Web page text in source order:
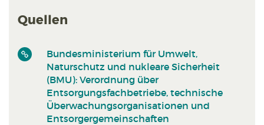
Quellen
Bundesministerium für Umwelt,
Naturschutz und nukleare Sicherheit
(BMU): Verordnung über
Entsorgungsfachbetriebe, technische
Überwachungsorganisationen und
Entsorgergemeinschaften